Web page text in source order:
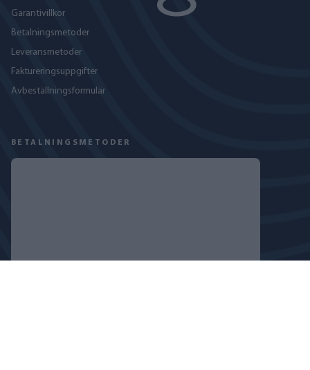
Garantivillkor
Betalningsmetoder
Leveransmetoder
Faktureringsuppgifter
Avbeställningsformulär
BETALNINGSMETODER